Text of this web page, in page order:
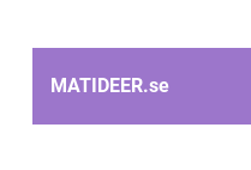
MATIDEER.se